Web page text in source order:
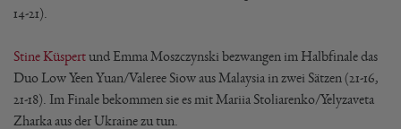
14-21).
Stine Küspertund Emma Moszczynski bezwangen im Halbfinale das
Duo Low Yeen Yuan/Valeree Siow aus Malaysia in zwei Sätzen (21-16,
21-18). Im Finale bekommen sie es mit Mariia Stoliarenko/Yelyzaveta
Zharka aus der Ukraine zu tun.